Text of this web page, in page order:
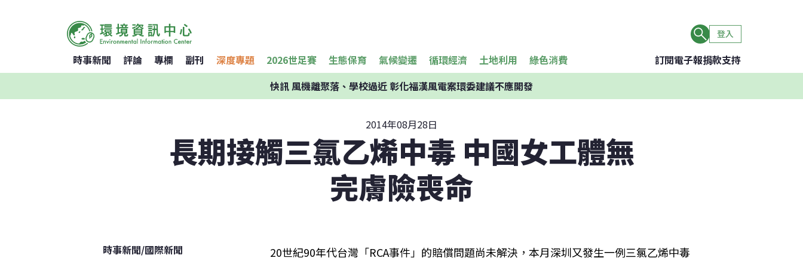
登入
時事新聞 評論 專欄 副刊 深度專題 2026世足賽 生態保育 氣候變遷 循環經濟 土地利用 綠色消費 訂閱電子報捐款支持
快訊風機離聚落、學校過近 彰化福漢風電案環委建議不應開發
2014年08月28日
長期接觸三氯乙烯中毒 中國女工體無
完膚險喪命
時事新聞/國際新聞
20世紀90年代台灣「RCA事件」的賠償問題尚未解決，本月深圳又發生一例三氯乙烯中毒